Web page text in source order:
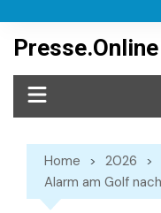
content
Presse.Online
Home 2026
Alarm am Golf